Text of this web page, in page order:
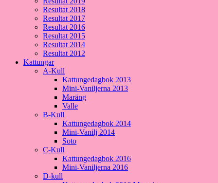
Resultat 2018
Resultat 2017
Resultat 2016
Resultat 2015
Resultat 2014
Resultat 2012
Kattungar
A-Kull
Kattungedagbok 2013
Mini-Vaniljerna 2013
Maräng
Valle
B-Kull
Kattungedagbok 2014
Mini-Vanilj 2014
Soto
C-Kull
Kattungedagbok 2016
Mini-Vaniljerna 2016
D-kull